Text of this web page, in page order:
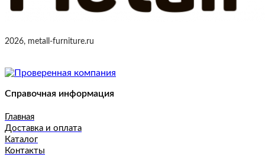
2026, metall-furniture.ru
Справочная информация
Главная
Доставка и оплата
Каталог
Контакты